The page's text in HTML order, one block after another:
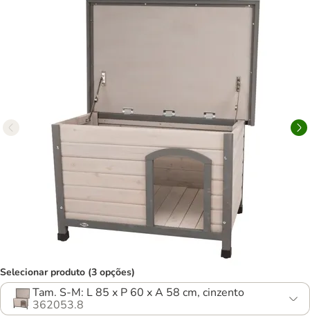
Selecionar produto (3 opções)
Tam. S-M: L 85 x P 60 x A 58 cm, cinzento
362053.8